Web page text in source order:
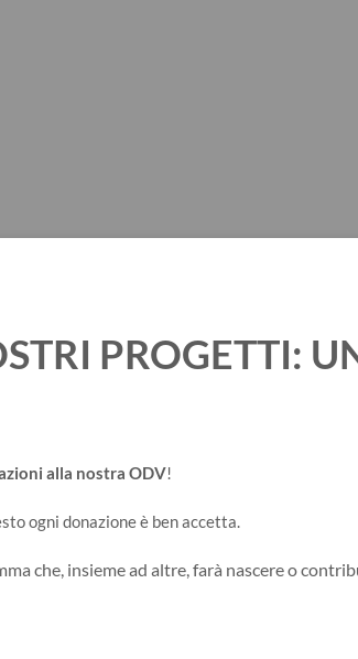
PROGETTI:
alla nostra ODV!
ogni donazione è ben accetta.
che, insieme ad altre, farà nascere o